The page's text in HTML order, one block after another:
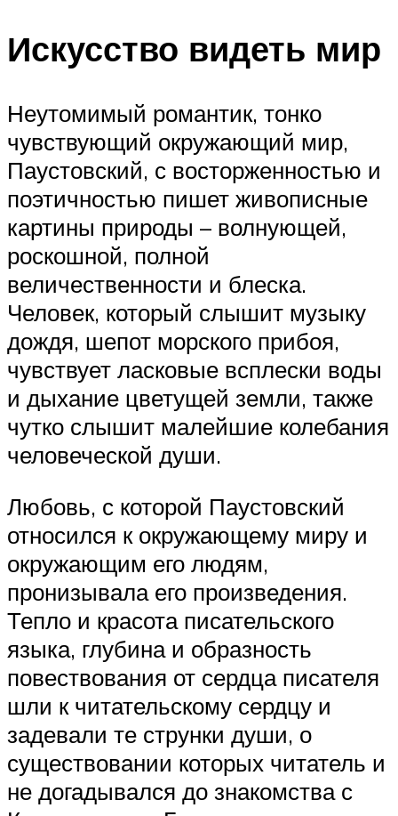
Искусство видеть мир
Неутомимый романтик, тонко
чувствующий окружающий мир,
Паустовский, с восторженностью и
поэтичностью пишет живописные
картины природы – волнующей,
роскошной, полной
величественности и блеска.
Человек, который слышит музыку
дождя, шепот морского прибоя,
чувствует ласковые всплески воды
и дыхание цветущей земли, также
чутко слышит малейшие колебания
человеческой души.
Любовь, с которой Паустовский
относился к окружающему миру и
окружающим его людям,
пронизывала его произведения.
Тепло и красота писательского
языка, глубина и образность
повествования от сердца писателя
шли к читательскому сердцу и
задевали те струнки души, о
существовании которых читатель и
не догадывался до знакомства с